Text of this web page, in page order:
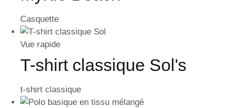
Casquette
Vue rapide
T-shirt classique Sol's
t-shirt classique